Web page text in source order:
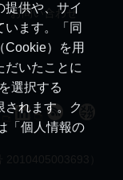
提供や、サイ
います。「同
Cookie）を用
だいたことに
選択する
されます。ク
「個人情報の
お問い合わせ